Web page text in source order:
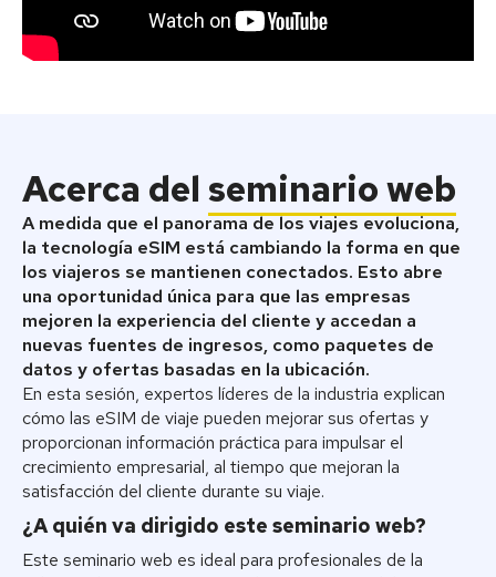
Acerca del seminario web
A medida que el panorama de los viajes evoluciona,
la tecnología eSIM está cambiando la forma en que
los viajeros se mantienen conectados. Esto abre
una oportunidad única para que las empresas
mejoren la experiencia del cliente y accedan a
nuevas fuentes de ingresos, como paquetes de
datos y ofertas basadas en la ubicación.
En esta sesión, expertos líderes de la industria explican
cómo las eSIM de viaje pueden mejorar sus ofertas y
proporcionan información práctica para impulsar el
crecimiento empresarial, al tiempo que mejoran la
satisfacción del cliente durante su viaje.
¿A quién va dirigido este seminario web?
Este seminario web es ideal para profesionales de la